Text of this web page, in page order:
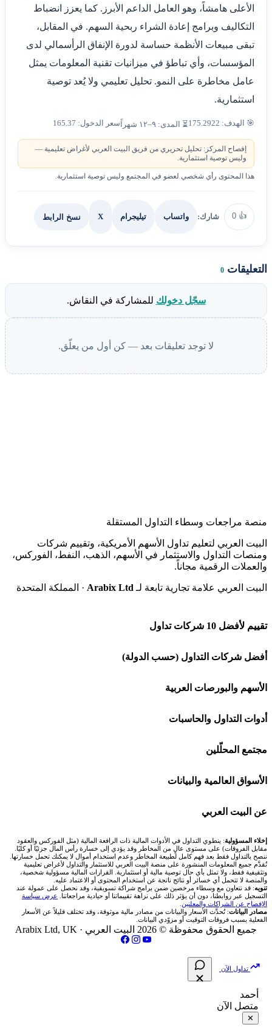
الأعلى هامشاً، وهو العامل الداعم الأبرز. كما يعزز انضباط
التكاليف وبرامج إعادة الشراء ربحية السهم. في المقابل،
تبقى مبيعات الأنظمة حساسة لدورة الإنفاق الرأسمالي لدى
المؤسسات، وأي تباطؤ في ميزانيات تقنية المعلومات يمثل
عامل مخاطرة على النمو. تحليل تعليمي ولا يُعد توصية
استثمارية.
🎯 الهدف: 175.2922 ⏳ المدى: ٩–١٢ شهراً سعر الدخول: 165.37
إفصاح المركز: تحليل تحريري من فريق البيت العربي لأغراض تعليمية —
وليس توصية استثمارية.
هذا المحتوى رأي شخصي لعضو في المجتمع وليس توصية استثمارية.
👍
0 شارك: واتساب تيليجرام X نسخ الرابط
التعليقات 0
سجّل دخولك للمشاركة في النقاش.
لا توجد تعليقات بعد — كن أول من يعلّق.
منصة مراجعات وسطاء التداول المستقلة
البيت العربي لتعليم تداول الأسهم الأمريكية، وتقييم شركات
ومنصات التداول والاستثمار في الأسهم، الذهب، النفط، الفوركس،
والعملات الرقمية مجاناً.
البيت العربي علامة تجارية تابعة لـ Arabix Ltd · المملكة المتحدة
تقييم لأفضل 10 شركات تداول
شركة Capital.com
افاتريد AvaTrade
اكسنس Exness
منصة بينانس
اكس تي بي XTB
انتراكتيف بروكرز IBKR
أفضل شركات التداول (حسب الدولة)
شركات تداول في السعودية
شركات تداول في الإمارات
شركات تداول في الكويت
شركات تداول في قطر
شركات تداول في الأردن
شركات تداول في العراق
شركات تداول في فلسطين
الأسهم والبورصات العربية
🌍 كل البورصات العربية
🇸🇦 السوق السعودية
🇦🇪 أسواق الإمارات
🇪🇬 البورصة المصرية
🇶🇦 بورصة قطر
🇯🇴 بورصة عمّان
🇧🇭 بورصة البحرين
فلتر الأسهم الشرعي
أدوات التداول والحاسبات
🕌 حاسبة الزكاة
💱 محول العملات
🧮 حاسبة حجم اللوت
📊 حاسبة قيمة النقطة
💰 حاسبة ربح الفوركس
📌 حاسبة النقاط المحورية
📏 حاسبة حجم المركز
📈 حاسبة عائد التداول
📊 حاسبة الربح التراكمي
مجتمع المحلّلين
🧱 حائط المجتمع
🏆 لوحة المحلّلين
✍️ اكتب تحليلك
الأسواق العالمية والبيانات
🌐 المؤشرات العالمية
🥇 سعر الذهب اليوم
🥇 أسعار الذهب والمعادن
💱 أسعار العملات والفوركس
💵 سعر الريال السعودي في مصر
📅 المؤشرات الاقتصادية
عن البيت العربي
من نحن
تواصل معنا
فريق المؤلفين
مقالات تعليمية
سياسة تقييم الشركات
الإبلاغ عن شركة نصابة
إخلاء المسؤولية: ينطوي التداول في الأدوات المالية ذات الرافعة المالية (مثل الفوركس والعقود
مقابل الفروقات) على مستوى عالٍ من المخاطر وقد يؤدي إلى خسارة رأس المال جزئيًا أو كليًا.
ننصح بالتداول فقط بعد فهم كامل لطبيعة المخاطر وعدم استخدام أموال لا يمكنك تحمل خسارتها.
تُقدَّم جميع المعلومات المنشورة على منصة البيت العربي للاستثمار والتداول لأغراض تعليمية
وتثقيفية فقط، ولا تمثل بأي حال توصية مالية أو استثمارية. القرارات المالية مسؤولية شخصية،
والمنصة لا تتحمل أي خسائر أو نتائج ناتجة عن استخدام المحتوى أو الاعتماد عليه.
تنويه: قد نتعاون مع وسطاء مرخصين ضمن برامج شراكة تسويقية، وقد نحصل على عمولة عند
التسجيل عبر روابطنا، دون أن يؤثر ذلك على نزاهة تقييماتنا أو حيادية مراجعاتنا. عرض سياسة
الإفصاح عن الشراكات والمعلنين
مصادر البيانات: تُحدَّث الأسعار والبيانات من مصادر مالية موثوقة، وقد تختلف قليلاً عن الأسعار
الفعلية بسبب فروقات التوقيت أو مزوّدي البيانات.
جميع الحقوق محفوظة © 2026 البيت العربي · Arabix Ltd, UK
تداول الآن
أحمد
متصل الآن
✕